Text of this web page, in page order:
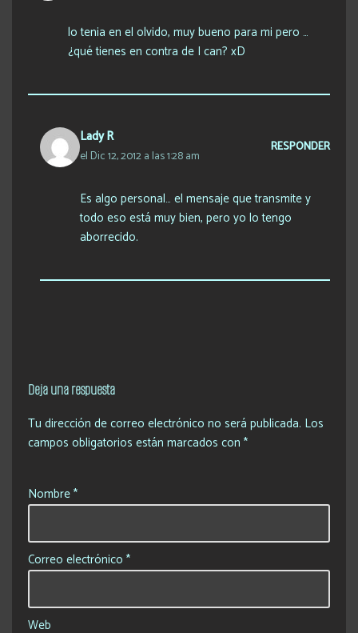
lo tenia en el olvido, muy bueno para mi pero …
¿qué tienes en contra de I can? xD
Lady R
el Dic 12, 2012 a las 1:28 am
RESPONDER
Es algo personal… el mensaje que transmite y
todo eso está muy bien, pero yo lo tengo
aborrecido.
Deja una respuesta
Tu dirección de correo electrónico no será publicada. Los
campos obligatorios están marcados con *
Nombre*
Correo electrónico *
Web